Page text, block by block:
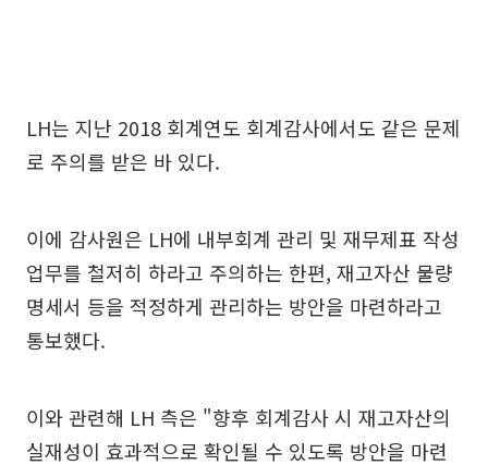
LH는 지난 2018 회계연도 회계감사에서도 같은 문제
로 주의를 받은 바 있다.
이에 감사원은 LH에 내부회계 관리 및 재무제표 작성
업무를 철저히 하라고 주의하는 한편, 재고자산 물량
명세서 등을 적정하게 관리하는 방안을 마련하라고
통보했다.
이와 관련해 LH 측은 "향후 회계감사 시 재고자산의
실재성이 효과적으로 확인될 수 있도록 방안을 마련